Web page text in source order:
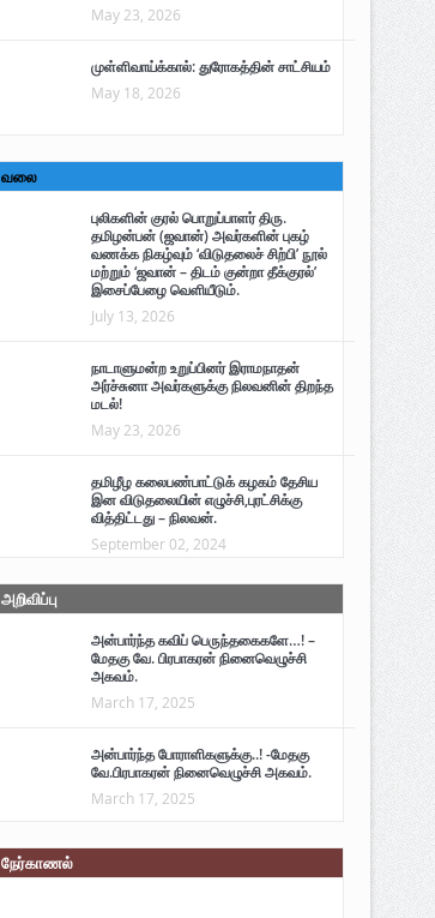
May 23, 2026
முள்ளிவாய்க்கால்: துரோகத்தின் சாட்சியம்
May 18, 2026
வலை
புலிகளின் குரல் பொறுப்பாளர் திரு.
தமிழன்பன் (ஜவான்) அவர்களின் புகழ்
வணக்க நிகழ்வும் ‘விடுதலைச் சிற்பி’ நூல்
மற்றும் ‘ஜவான் – திடம் குன்றா தீக்குரல்’
இசைப்பேழை வெளியீடும்.
July 13, 2026
நாடாளுமன்ற உறுப்பினர் இராமநாதன்
அர்ச்சுனா அவர்களுக்கு நிலவனின் திறந்த
மடல்!
May 23, 2026
தமிழீழ கலைபண்பாட்டுக் கழகம் தேசிய
இன விடுதலையின் எழுச்சி,புரட்சிக்கு
வித்திட்டது – நிலவன்.
September 02, 2024
அறிவிப்பு
அன்பார்ந்த கவிப் பெருந்தகைகளே…! –
மேதகு வே. பிரபாகரன் நினைவெழுச்சி
அகவம்.
March 17, 2025
அன்பார்ந்த போராளிகளுக்கு..! -மேதகு
வே.பிரபாகரன் நினைவெழுச்சி அகவம்.
March 17, 2025
நேர்காணல்